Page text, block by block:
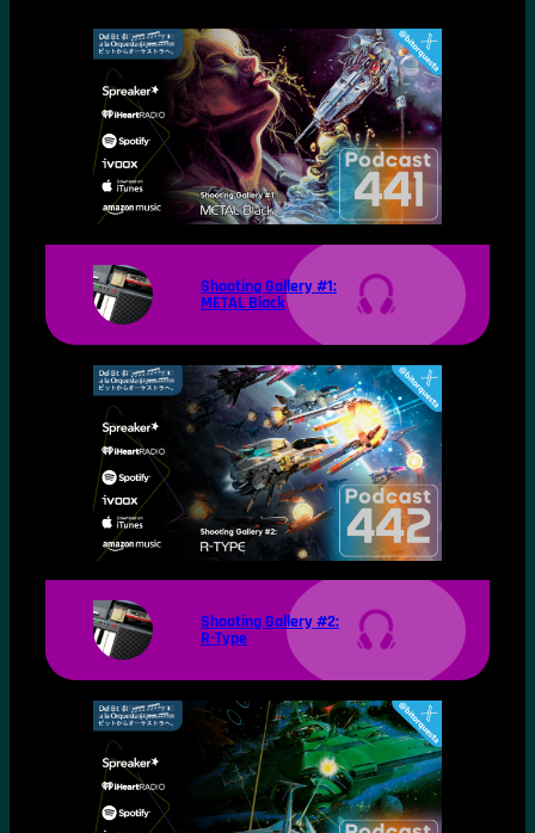
Shooting Gallery #1:
METAL Black
Shooting Gallery #2:
R-Type